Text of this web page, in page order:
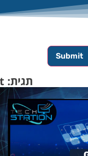
תגית: Drawing Assist